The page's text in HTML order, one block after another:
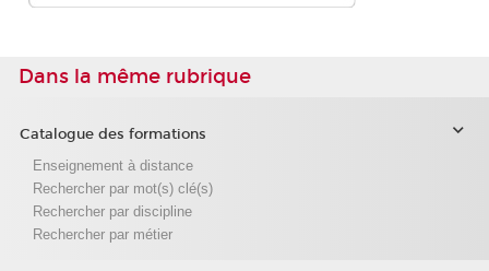
Dans la même rubrique
Catalogue des formations
Enseignement à distance
Rechercher par mot(s) clé(s)
Rechercher par discipline
Rechercher par métier